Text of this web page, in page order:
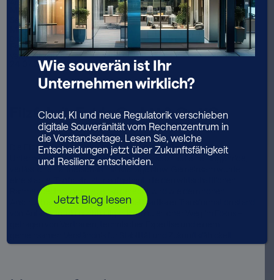
Managed Security & SOC
Services, SAP Application
Modernization & AMS
Branche
Fertigung
Veröffentlicht
24.07.2025
Filzfabrik Fulda GmbH & Co KG
Die Filzfabrik Fulda GmbH & Co KG – ein traditionsreiches
Unternehmen für technische Textilien – setzt auf eine langjährige,
Rahmenbedingungen ebenso gerecht wird wie dem hohen
Anspruch an Betriebssicherheit. Statt radikaler Transformation stand
von Anfang an, ein nachhaltiger, kontinuierlicher Weg im Fokus –
Wie souverän ist Ihr
Unternehmen wirklich?
Cloud, KI und neue Regulatorik verschieben
digitale Souveränität vom Rechenzentrum in
die Vorstandsetage. Lesen Sie, welche
Entscheidungen jetzt über Zukunftsfähigkeit
und Resilienz entscheiden.
Jetzt Blog lesen